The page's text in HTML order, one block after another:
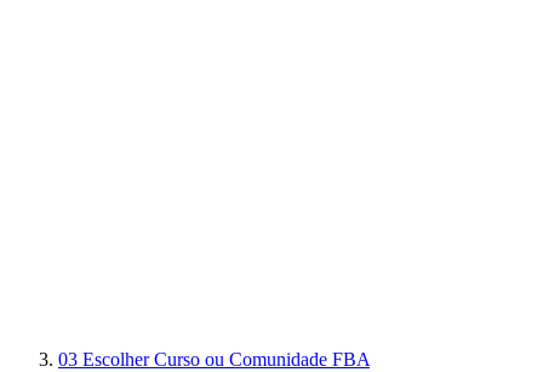
03 Escolher Curso ou Comunidade FBA